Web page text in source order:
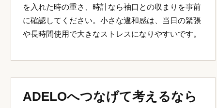
を入れた時の重さ、時計なら袖口との収まりを事前
に確認してください。小さな違和感は、当日の緊張
や長時間使用で大きなストレスになりやすいです。
ADELOへつなげて考えるなら